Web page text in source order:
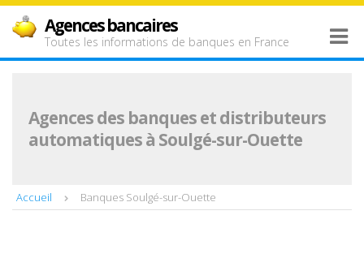
Agences bancaires
Toutes les informations de banques en France
Agences des banques et distributeurs
automatiques à Soulgé-sur-Ouette
Accueil Banques Soulgé-sur-Ouette